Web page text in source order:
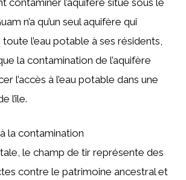
n’a qu’un seul aquifère qui
l’eau potable à ses résidents,
la contamination de l’aquifère
l’accès à l’eau potable dans une
l’île.
la contamination
le champ de tir représente des
contre le patrimoine ancestral et